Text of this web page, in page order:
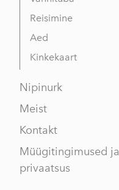
Reisimine
Aed
Kinkekaart
Nipinurk
Meist
Kontakt
Müügitingimused ja
privaatsus